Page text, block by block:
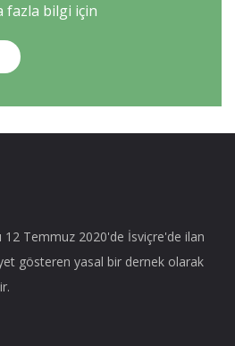
fazla bilgi için
Temmuz 2020'de İsviçre'de ilan
gösteren yasal bir dernek olarak